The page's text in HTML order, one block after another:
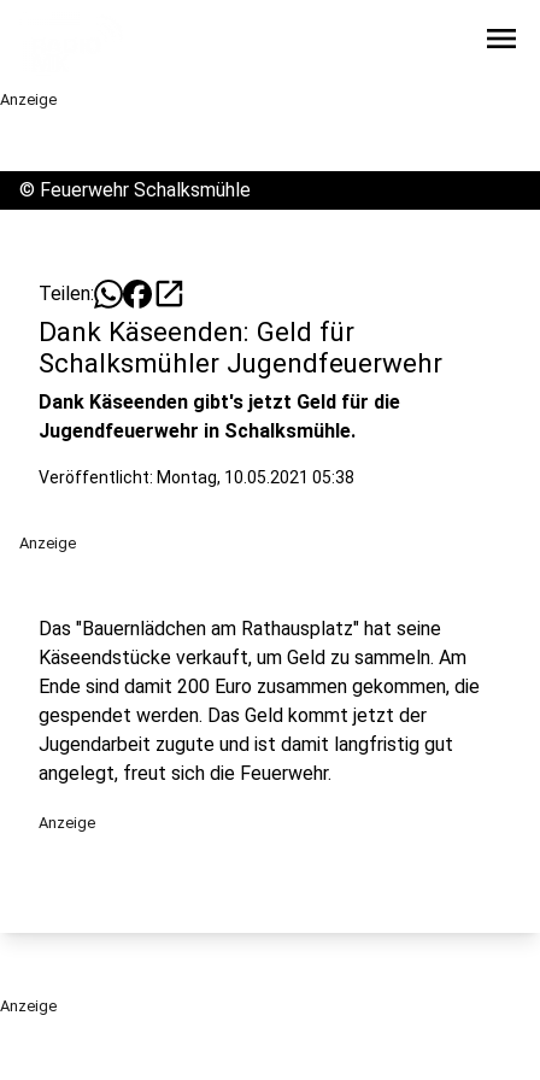
menu
Anzeige
© Feuerwehr Schalksmühle
Teilen: open_in_new
Dank Käseenden: Geld für
Schalksmühler Jugendfeuerwehr
Dank Käseenden gibt's jetzt Geld für die
Jugendfeuerwehr in Schalksmühle.
Veröffentlicht: Montag, 10.05.2021 05:38
Anzeige
Das "Bauernlädchen am Rathausplatz" hat seine
Käseendstücke verkauft, um Geld zu sammeln. Am
Ende sind damit 200 Euro zusammen gekommen, die
gespendet werden. Das Geld kommt jetzt der
Jugendarbeit zugute und ist damit langfristig gut
angelegt, freut sich die Feuerwehr.
Anzeige
Anzeige